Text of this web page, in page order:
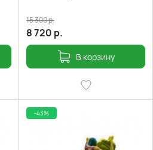
8 720 р.
15 300р.
В корзину
-43%